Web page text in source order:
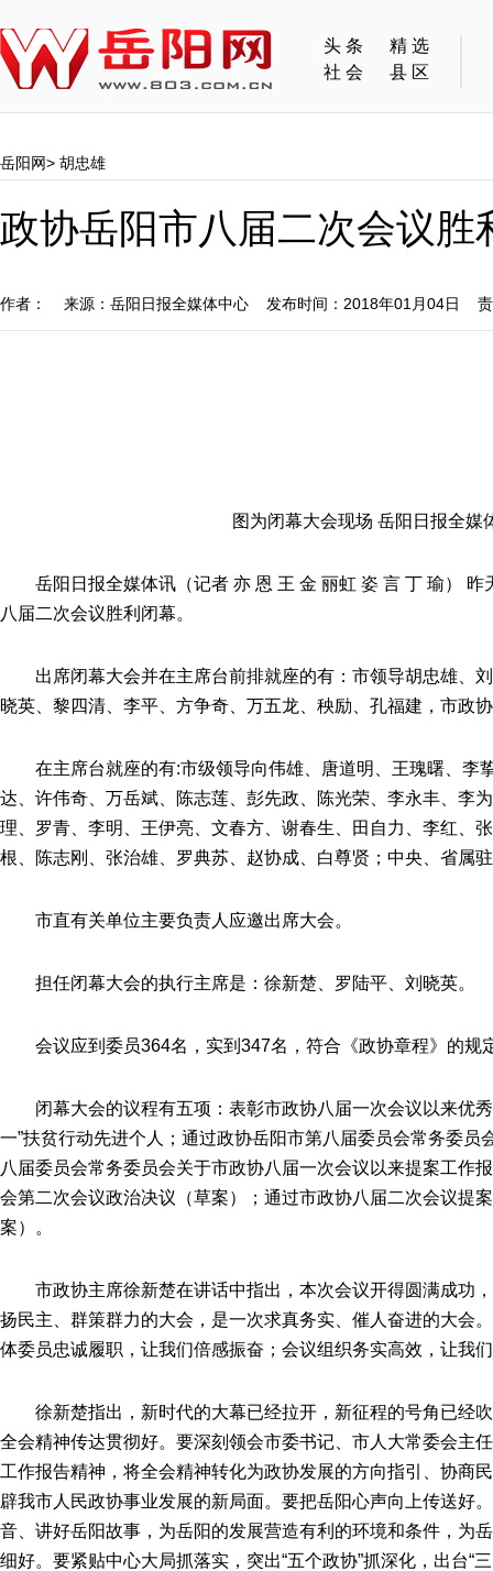
头条
精选
社会
县区
岳阳网> 胡忠雄
政协岳阳市八届二次会议胜
作者： 来源：岳阳日报全媒体中心 发布时间：2018年01月04日 责
图为闭幕大会现场 岳阳日报全媒
岳阳日报全媒体讯（记者 亦 恩 王 金 丽虹 姿 言 丁 瑜）
八届二次会议胜利闭幕。
出席闭幕大会并在主席台前排就座的有：市领导胡忠雄、
晓英、黎四清、李平、方争奇、万五龙、秧励、孔福建，市政
在主席台就座的有:市级领导向伟雄、唐道明、王瑰曙、李
达、许伟奇、万岳斌、陈志莲、彭先政、陈光荣、李永丰、李
理、罗青、李明、王伊亮、文春方、谢春生、田自力、李红、
根、陈志刚、张治雄、罗典苏、赵协成、白尊贤；中央、省属
市直有关单位主要负责人应邀出席大会。
担任闭幕大会的执行主席是：徐新楚、罗陆平、刘晓英。
会议应到委员364名，实到347名，符合《政协章程》的规
闭幕大会的议程有五项：表彰市政协八届一次会议以来优
一”扶贫行动先进个人；通过政协岳阳市第八届委员会常务委
八届委员会常务委员会关于市政协八届一次会议以来提案工作
会第二次会议政治决议（草案）；通过市政协八届二次会议提
案）。
市政协主席徐新楚在讲话中指出，本次会议开得圆满成功
扬民主、群策群力的大会，是一次求真务实、催人奋进的大会
体委员忠诚履职，让我们倍感振奋；会议组织务实高效，让我
徐新楚指出，新时代的大幕已经拉开，新征程的号角已经
全会精神传达贯彻好。要深刻领会市委书记、市人大常委会主
工作报告精神，将全会精神转化为政协发展的方向指引、协商
辟我市人民政协事业发展的新局面。要把岳阳心声向上传送好
音、讲好岳阳故事，为岳阳的发展营造有利的环境和条件，为
细好。要紧贴中心大局抓落实，突出“五个政协”抓深化，出台“